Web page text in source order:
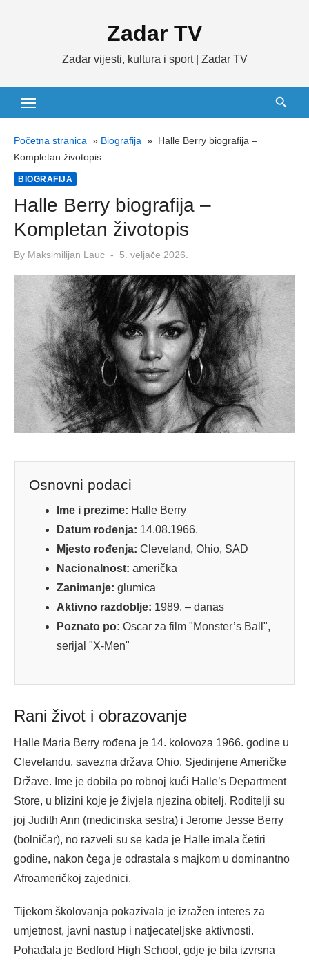
Zadar TV
Zadar vijesti, kultura i sport | Zadar TV
Početna stranica » Biografija » Halle Berry biografija –
Kompletan životopis
BIOGRAFIJA
Halle Berry biografija –
Kompletan životopis
By Maksimilijan Lauc
Posted
5. veljače 2026.
Osnovni podaci
Ime i prezime: Halle Berry
Datum rođenja: 14.08.1966.
Mjesto rođenja: Cleveland, Ohio, SAD
Nacionalnost: američka
Zanimanje: glumica
Aktivno razdoblje: 1989. – danas
Poznato po: Oscar za film "Monster’s Ball",
serijal "X-Men"
Rani život i obrazovanje
Halle Maria Berry rođena je 14. kolovoza 1966. godine u
Clevelandu, savezna država Ohio, Sjedinjene Američke
Države. Ime je dobila po robnoj kući Halle’s Department
Store, u blizini koje je živjela njezina obitelj. Roditelji su
joj Judith Ann (medicinska sestra) i Jerome Jesse Berry
(bolničar), no razveli su se kada je Halle imala četiri
godine, nakon čega je odrastala s majkom u dominantno
Afroameričkoj zajednici.
Tijekom školovanja pokazivala je izražen interes za
umjetnost, javni nastup i natjecateljske aktivnosti.
Pohađala je Bedford High School, gdje je bila izvrsna